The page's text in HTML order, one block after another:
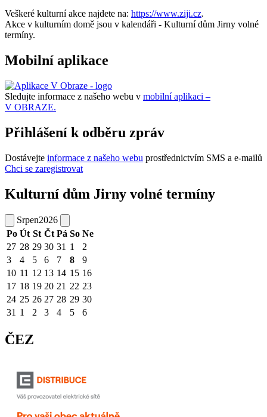
Veškeré kulturní akce najdete na: https://www.ziji.cz.
Akce v kulturním domě jsou v kalendáři - Kulturní dům Jirny volné
termíny.
Mobilní aplikace
Sledujte informace z našeho webu v mobilní aplikaci –
V OBRAZE.
Přihlášení k odběru zpráv
Dostávejte informace z našeho webu prostřednictvím SMS a e-mailů
Chci se zaregistrovat
Kulturní dům Jirny volné termíny
Srpen2026
Po Út St Čt Pá So Ne
27 28 29 30 31 1
2
3
4 5 6 7 8
9
10 11 12 13 14 15 16
17 18 19 20 21 22 23
24 25 26 27 28 29 30
31 1 2 3 4 5 6
ČEZ